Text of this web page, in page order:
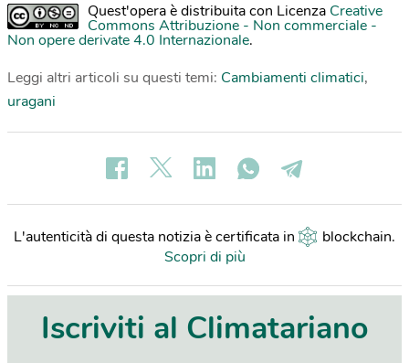
Quest'opera è distribuita con Licenza Creative
Commons Attribuzione - Non commerciale -
Non opere derivate 4.0 Internazionale.
Leggi altri articoli su questi temi: Cambiamenti climatici,
uragani
L'autenticità di questa notizia è certificata in blockchain.
Scopri di più
Iscriviti al Climatariano